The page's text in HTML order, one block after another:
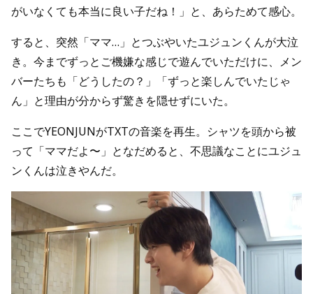
がいなくても本当に良い子だね！」と、あらためて感心。
すると、突然「ママ…」とつぶやいたユジュンくんが大泣
き。今までずっとご機嫌な感じで遊んでいただけに、メン
バーたちも「どうしたの？」「ずっと楽しんでいたじゃ
ん」と理由が分からず驚きを隠せずにいた。
ここでYEONJUNがTXTの音楽を再生。シャツを頭から被
って「ママだよ〜」となだめると、不思議なことにユジュ
ンくんは泣きやんだ。